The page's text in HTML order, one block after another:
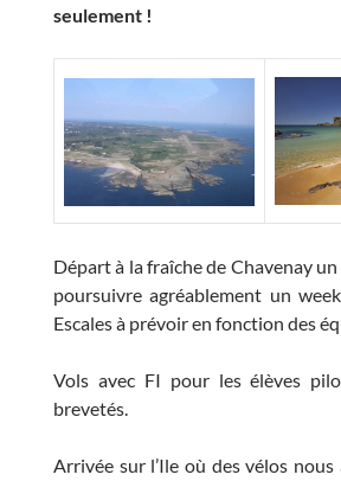
seulement !
Départ à la fraîche de Chavenay
poursuivre agréablement un
Escales à prévoir en fonction des
Vols avec FI pour les élèves
brevetés.
Arrivée sur l’Ile où des vélos